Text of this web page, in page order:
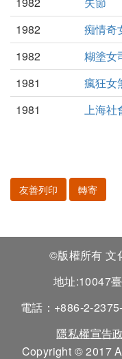
1982
痴情奇
1982
糊塗女
1981
瘋狂女
1981
上海社
友善列印 轉寄
©版權所有 文
地址:10047
電話：+886-2-
隱私權宣告
Copyright © 2017